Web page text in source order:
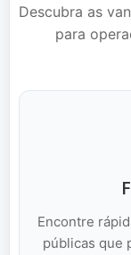
Descubra as
para
Encontre
públicas que